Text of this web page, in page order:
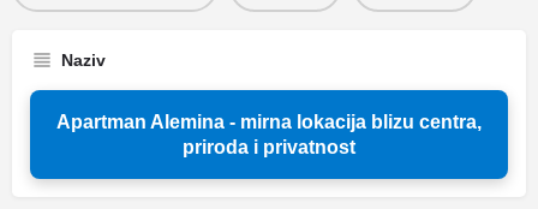
Naziv
Apartman Alemina - mirna lokacija blizu centra,
priroda i privatnost